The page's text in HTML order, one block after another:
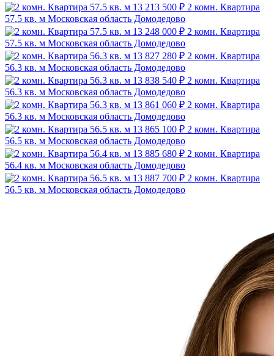
13 213 500 ₽ 2 комн. Квартира
57.5 кв. м Московская область Домодедово
13 248 000 ₽ 2 комн. Квартира
57.5 кв. м Московская область Домодедово
13 827 280 ₽ 2 комн. Квартира
56.3 кв. м Московская область Домодедово
13 838 540 ₽ 2 комн. Квартира
56.3 кв. м Московская область Домодедово
13 861 060 ₽ 2 комн. Квартира
56.3 кв. м Московская область Домодедово
13 865 100 ₽ 2 комн. Квартира
56.5 кв. м Московская область Домодедово
13 885 680 ₽ 2 комн. Квартира
56.4 кв. м Московская область Домодедово
13 887 700 ₽ 2 комн. Квартира
56.5 кв. м Московская область Домодедово